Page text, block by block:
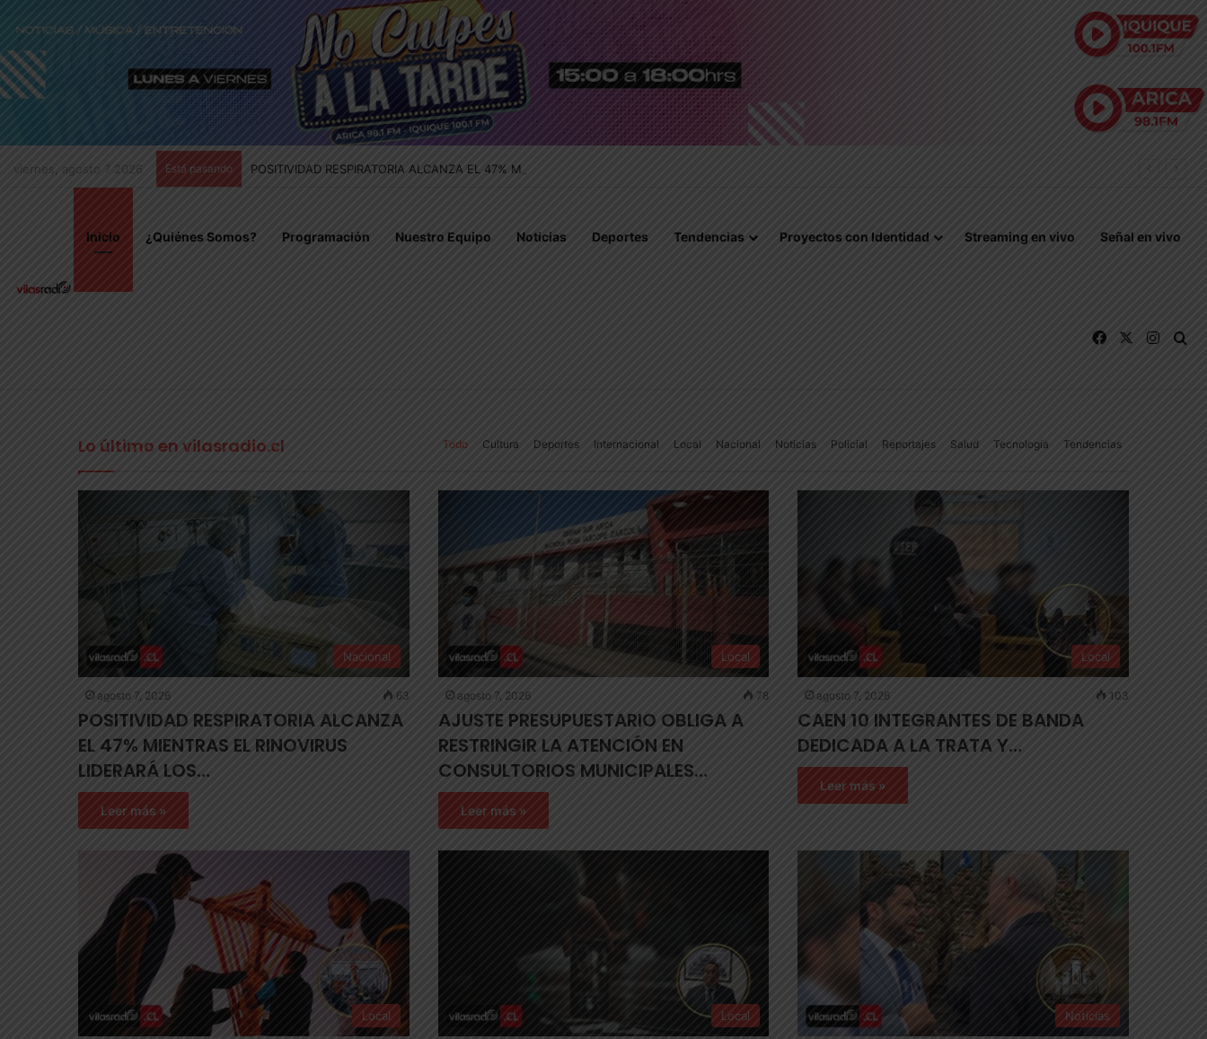
viernes, agosto 7 2026 Está pasando POSITIVIDAD RESPIRATORIA ALCANZA EL 47% MIENTRAS EL RINOVIRUS LIDERARÁ LOS CONTAGIOS
Inicio ¿Quiénes Somos? Programación Nuestro Equipo Noticias Deportes Tendencias Proyectos con Identidad Streaming en vivo Señal en vivo
Facebook
Lo último en vilasradio.cl Todo Cultura Deportes Internacional Local Nacional Noticias Policial Reportajes Salud Tecnología Tendencias
Nacional
agosto 7, 2026 63
POSITIVIDAD RESPIRATORIA ALCANZA
EL 47% MIENTRAS EL RINOVIRUS
LIDERARÁ LOS…
Leer más »
Local
agosto 7, 2026 78
AJUSTE PRESUPUESTARIO OBLIGA A
RESTRINGIR LA ATENCIÓN EN
CONSULTORIOS MUNICIPALES…
Leer más »
Local
agosto 7, 2026 103
CAEN 10 INTEGRANTES DE BANDA
DEDICADA A LA TRATA Y…
Leer más »
Local Local Noticias